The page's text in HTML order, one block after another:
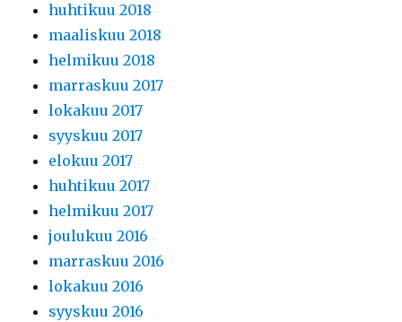
huhtikuu 2018
maaliskuu 2018
helmikuu 2018
marraskuu 2017
lokakuu 2017
syyskuu 2017
elokuu 2017
huhtikuu 2017
helmikuu 2017
joulukuu 2016
marraskuu 2016
lokakuu 2016
syyskuu 2016